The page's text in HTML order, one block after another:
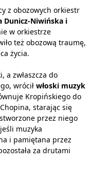
z obozowych orkiestr
Dunicz-Niwińska i
w orkiestrze
też obozową traumę,
życia.
a zwłaszcza do
wrócił włoski muzyk
Kropińskiego do
starając się
przez niego
muzyka
i pamiętana przez
za drutami